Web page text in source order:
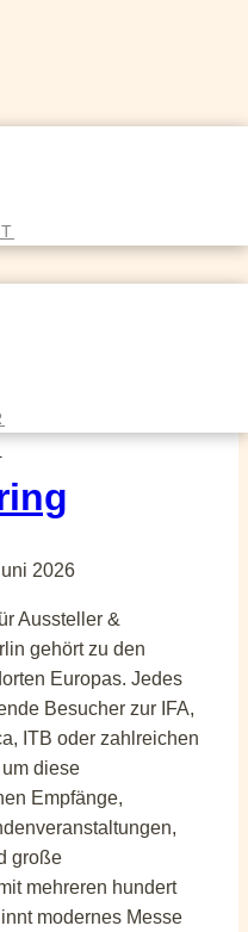
2026
Aussteller &
gehört zu den
Europas. Jedes
Besucher zur IFA,
ITB oder zahlreichen
diese
Empfänge,
große
mehreren hundert
modernes Messe